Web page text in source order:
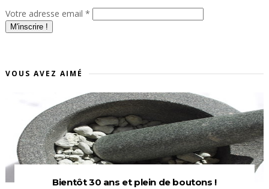
Votre adresse email *
VOUS AVEZ AIMÉ
Bientôt 30 ans et plein de boutons !